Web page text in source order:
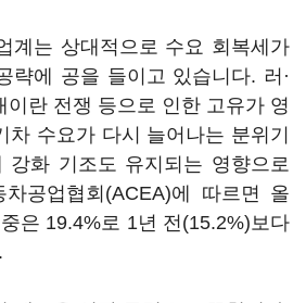
계는 상대적으로 수요 회복세가
략에 공을 들이고 있습니다. 러·
이란 전쟁 등으로 인한 고유가 영
차 수요가 다시 늘어나는 분위기
강화 기조도 유지되는 영향으로
차공업협회(ACEA)에 따르면 올
은 19.4%로 1년 전(15.2%)보다